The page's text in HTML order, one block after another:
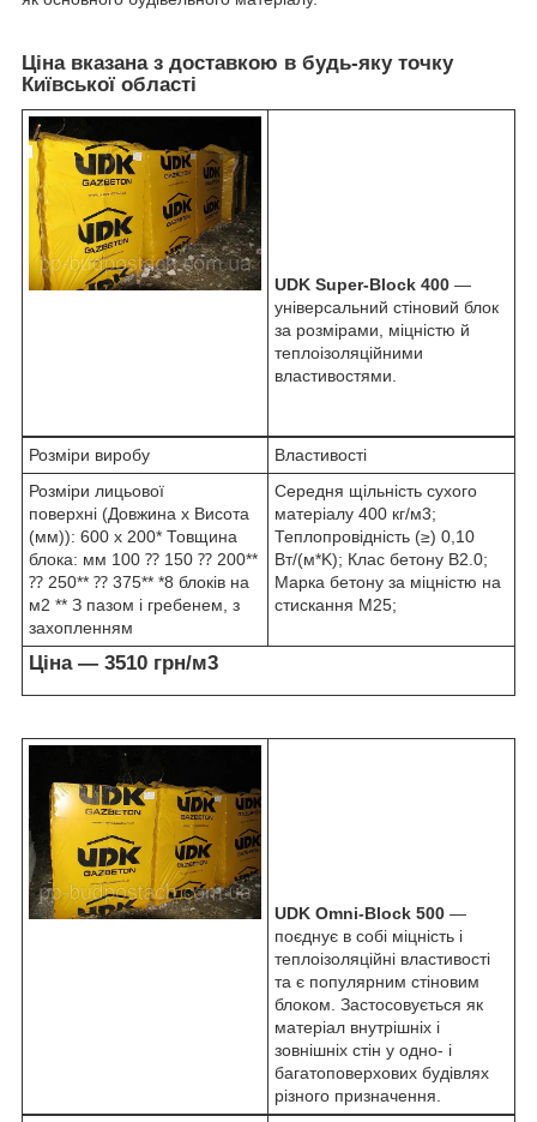
Ціна вказана з доставкою в будь-яку точку
Київської області
UDK Super-Block 400 —
універсальний стіновий блок
за розмірами, міцністю й
теплоізоляційними
властивостями.
Розміри виробу
Властивості
Розміри лицьової
поверхні (Довжина х Висота
(мм)): 600 x 200* Товщина
блока: мм 100 ⁇ 150 ⁇ 200**
⁇ 250** ⁇ 375** *8 блоків на
м2 ** З пазом і гребенем, з
захопленням
Середня щільність сухого
матеріалу 400 кг/м3;
Теплопровідність (≥) 0,10
Вт/(м*K); Клас бетону B2.0;
Марка бетону за міцністю на
стискання M25;
Ціна — 3510 грн/м3
UDK Omni-Block 500 —
поєднує в собі міцність і
теплоізоляційні властивості
та є популярним стіновим
блоком. Застосовується як
матеріал внутрішніх і
зовнішніх стін у одно- і
багатоповерхових будівлях
різного призначення.